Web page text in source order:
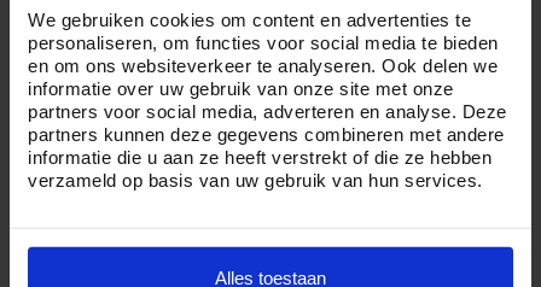
We gebruiken cookies om content en advertenties te
personaliseren, om functies voor social media te bieden
en om ons websiteverkeer te analyseren. Ook delen we
informatie over uw gebruik van onze site met onze
partners voor social media, adverteren en analyse. Deze
partners kunnen deze gegevens combineren met andere
informatie die u aan ze heeft verstrekt of die ze hebben
verzameld op basis van uw gebruik van hun services.
Alles toestaan
Maar of u nu veel of weinig budget te besteden hebt en
kiest voor een ingetogen of uitgebreide crematie in
Valkenswaard, Crematorium24 is er voor u. Want wij zijn
ervan overtuigd dat iedereen een persoonlijk en waardig
afscheid verdient.
Heeft u vragen over dekostenvan een crematie in
ontvangen? Neemt u dan geheel vrijblijvendcontactmet
ons op via telefoonnummer 085 01 6 0614